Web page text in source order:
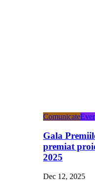
Comunicate
Gala
premiat
2025
Dec 12, 2025